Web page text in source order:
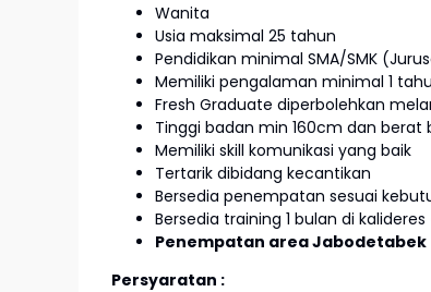
Wanita
Usia maksimal 25 tahun
Pendidikan minimal SMA/SMK
Memiliki pengalaman minimal 1
Fresh Graduate diperbolehkan
Tinggi badan min 160cm dan berat
Memiliki skill komunikasi yang baik
Tertarik dibidang kecantikan
Bersedia penempatan sesuai
Bersedia training 1 bulan di
Penempatan area Jabodetabek
Persyaratan :